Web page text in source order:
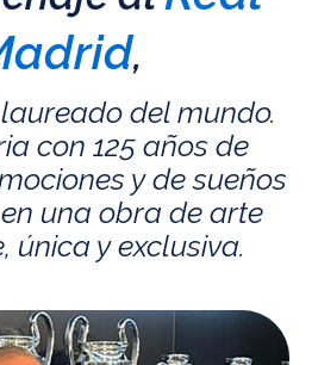
,
del mundo.
con 125 años de
y de sueños
una obra de arte
única y exclusiva.